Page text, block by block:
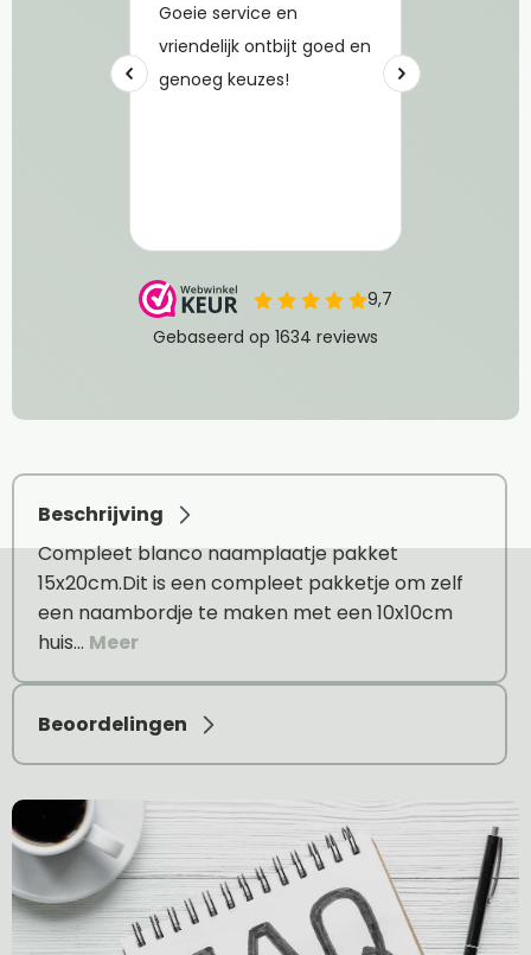
Beschrijving
Compleet blanco naamplaatje pakket
15x20cm.Dit is een compleet pakketje om zelf
een naambordje te maken met een 10x10cm
huis… Meer
Beoordelingen